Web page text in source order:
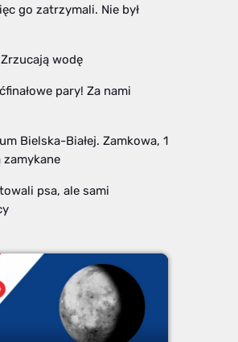
go zatrzymali. Nie był
wodę
pary! Za nami
Bielska-Białej. Zamkowa, 1
zamykane
psa, ale sami